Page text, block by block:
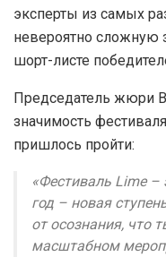
эксперты из самых
невероятно сложную
шорт-листе
Председатель жюри
значимость
пришлось пройти:
«Фестиваль Lime –
год – новая
от осознания, что
масштабном